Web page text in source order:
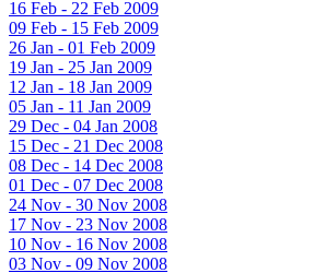
16 Feb - 22 Feb 2009
09 Feb - 15 Feb 2009
26 Jan - 01 Feb 2009
19 Jan - 25 Jan 2009
12 Jan - 18 Jan 2009
05 Jan - 11 Jan 2009
29 Dec - 04 Jan 2008
15 Dec - 21 Dec 2008
08 Dec - 14 Dec 2008
01 Dec - 07 Dec 2008
24 Nov - 30 Nov 2008
17 Nov - 23 Nov 2008
10 Nov - 16 Nov 2008
03 Nov - 09 Nov 2008